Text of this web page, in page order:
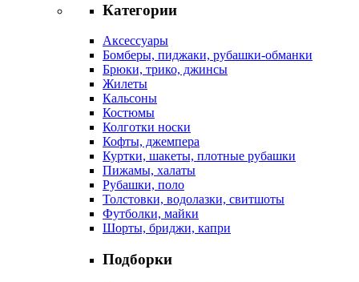
Категории
Аксессуары
Бомберы, пиджаки, рубашки-обманки
Брюки, трико, джинсы
Жилеты
Кальсоны
Костюмы
Колготки носки
Кофты, джемпера
Куртки, шакеты, плотные рубашки
Пижамы, халаты
Рубашки, поло
Толстовки, водолазки, свитшоты
Футболки, майки
Шорты, бриджи, капри
Подборки